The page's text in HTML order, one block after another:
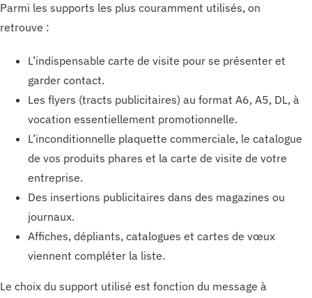
Parmi les supports les plus couramment utilisés, on
retrouve :
L’indispensable carte de visite pour se présenter et
garder contact.
Les flyers (tracts publicitaires) au format A6, A5, DL, à
vocation essentiellement promotionnelle.
L’inconditionnelle plaquette commerciale, le catalogue
de vos produits phares et la carte de visite de votre
entreprise.
Des insertions publicitaires dans des magazines ou
journaux.
Affiches, dépliants, catalogues et cartes de vœux
viennent compléter la liste.
Le choix du support utilisé est fonction du message à